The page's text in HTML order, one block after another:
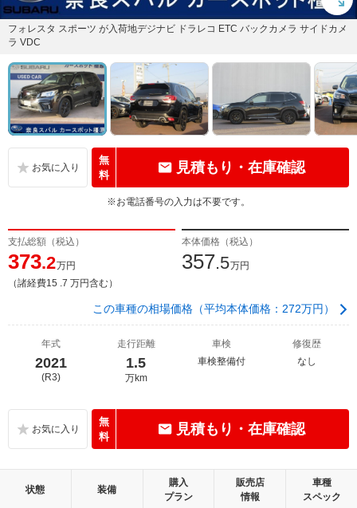
フォレスタ スポーツ が入荷地デジナビ ドラレコ ETC バックカメラ サイドカメ
ラ VDC
無
料
見積もり・在庫確認
※お電話番号の入力は不要です。
支払総額（税込）
373.2万円
（諸経費15 .7 万円含む）
本体価格（税込）
357.5万円
この車種の相場価格（平均本体価格：272万円）
年式
2021
(R3)
走行距離
1.5
万km
車検
車検整備付
修復歴
なし
無
料
見積もり・在庫確認
状態 装備
購入
プラン
販売店
情報
車種
スペック